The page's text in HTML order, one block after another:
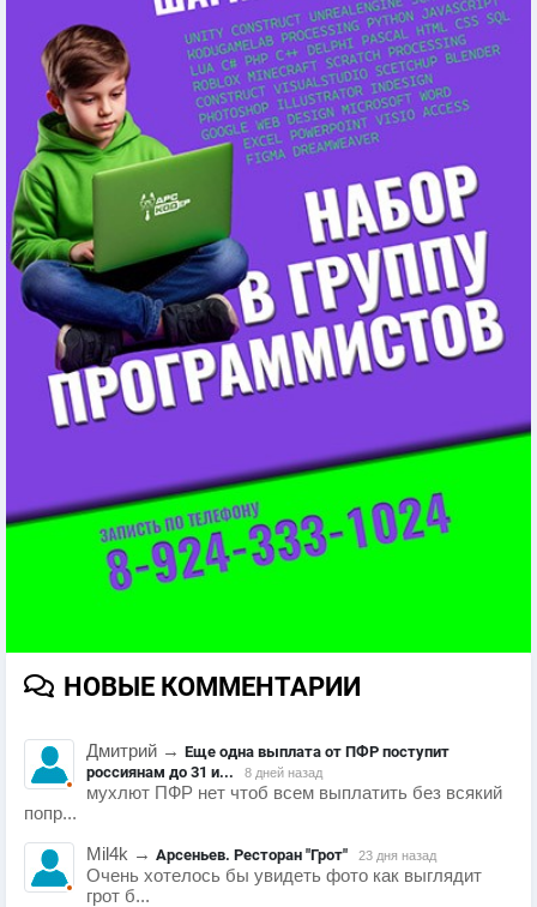
НОВЫЕ КОММЕНТАРИИ
Дмитрий → Еще одна выплата от ПФР поступит
россиянам до 31 и...
8 дней назад
мухлют ПФР нет чтоб всем выплатить без всякий
попр...
Mil4k → Арсеньев. Ресторан "Грот" 23 дня назад
Очень хотелось бы увидеть фото как выглядит
грот б...